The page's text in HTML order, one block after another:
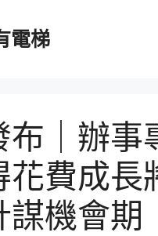
電梯
布｜辦事
花費成長
謀機會期